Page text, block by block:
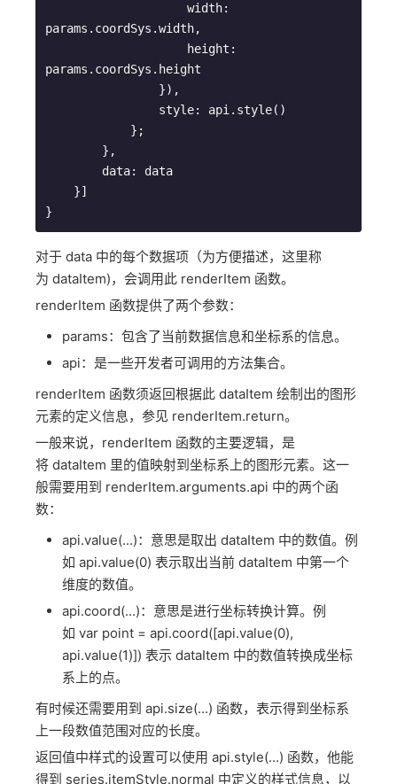
params.coordSys.width,
params.coordSys.height
}
对于 data 中的每个数据项（为方便描述，这里称
为 dataItem)，会调用此 renderItem 函数。
renderItem 函数提供了两个参数：
params：包含了当前数据信息和坐标系的信息。
api：是一些开发者可调用的方法集合。
renderItem 函数须返回根据此 dataItem 绘制出的图形
元素的定义信息，参见 renderItem.return。
一般来说，renderItem 函数的主要逻辑，是
将 dataItem 里的值映射到坐标系上的图形元素。这一
般需要用到 renderItem.arguments.api 中的两个函
数：
api.value(...)：意思是取出 dataItem 中的数值。例
如 api.value(0) 表示取出当前 dataItem 中第一个
维度的数值。
api.coord(...)：意思是进行坐标转换计算。例
如 var point = api.coord([api.value(0),
api.value(1)]) 表示 dataItem 中的数值转换成坐标
系上的点。
有时候还需要用到 api.size(...) 函数，表示得到坐标系
上一段数值范围对应的长度。
返回值中样式的设置可以使用 api.style(...) 函数，他能
得到 series.itemStyle.normal 中定义的样式信息，以